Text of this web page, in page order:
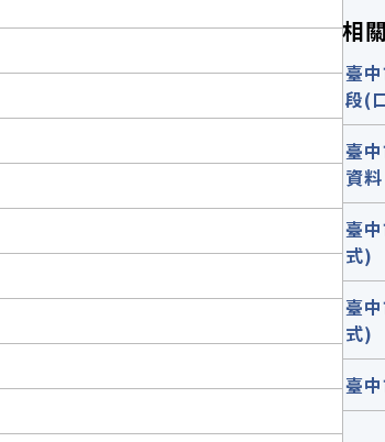
相
臺
段(
臺
資料
臺
式)
臺
式)
臺